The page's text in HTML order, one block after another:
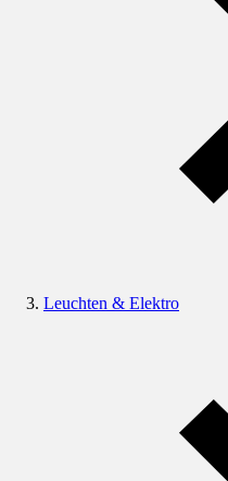
Leuchten & Elektro